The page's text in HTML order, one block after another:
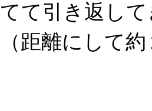
てて引き返し
（距離にして